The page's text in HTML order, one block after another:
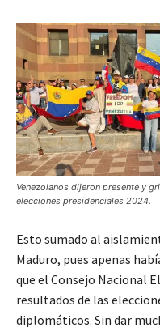
Venezolanos dijeron presente y
elecciones presidenciales 2024.
Esto sumado al
Maduro, pues apenas
que el Consejo Nacional
resultados de las
diplomáticos. Sin dar